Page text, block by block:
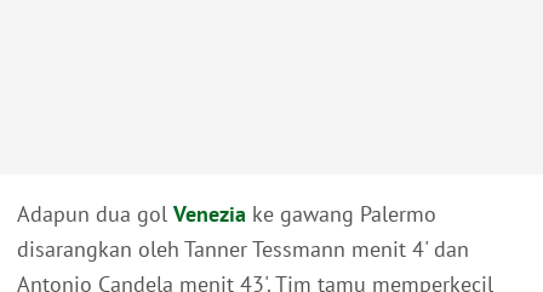
Adapun dua gol Venezia ke gawang Palermo
disarangkan oleh Tanner Tessmann menit 4' dan
Antonio Candela menit 43'. Tim tamu memperkecil